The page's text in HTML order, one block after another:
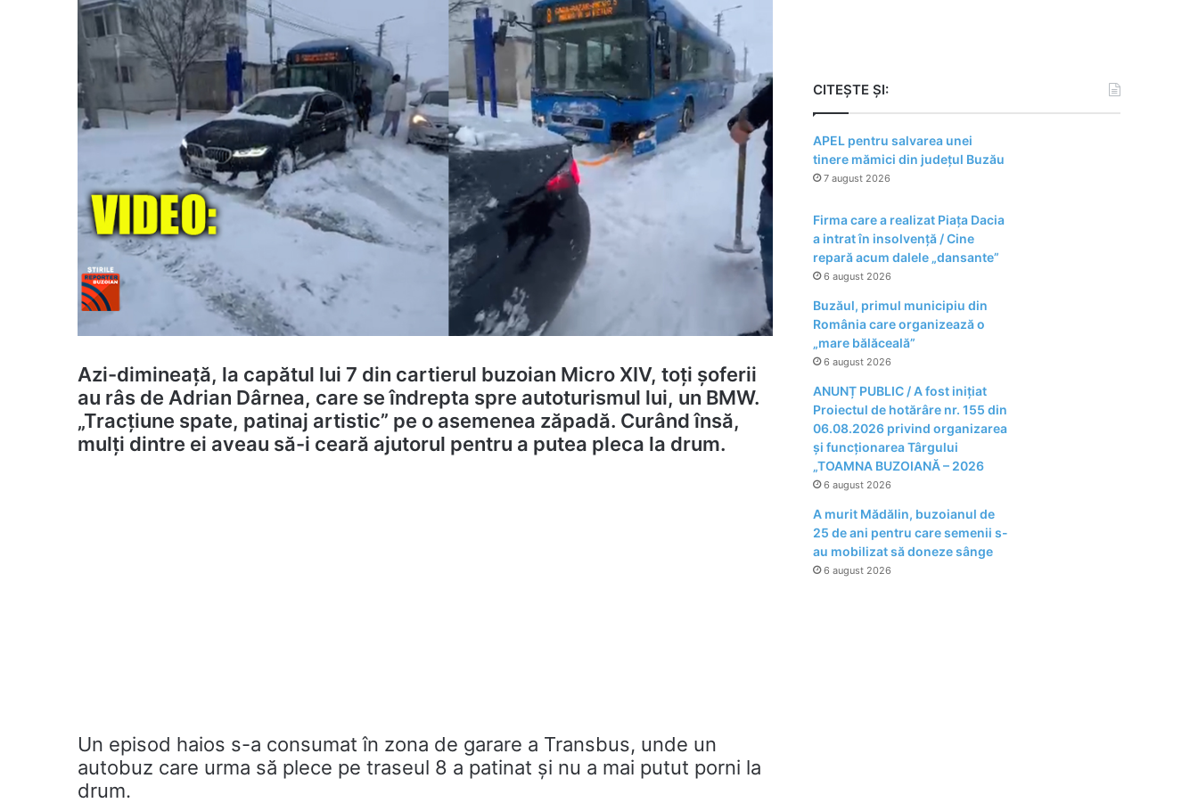
Azi-dimineață, la capătul lui 7 din cartierul buzoian Micro XIV, toți șoferii
au râs de Adrian Dârnea, care se îndrepta spre autoturismul lui, un BMW.
„Tracțiune spate, patinaj artistic” pe o asemenea zăpadă. Curând însă,
mulți dintre ei aveau să-i ceară ajutorul pentru a putea pleca la drum.
Un episod haios s-a consumat în zona de garare a Transbus, unde un
autobuz care urma să plece pe traseul 8 a patinat și nu a mai putut porni la
drum.
CITEȘTE ȘI:
APEL pentru salvarea unei
tinere mămici din județul Buzău
7 august 2026
Firma care a realizat Piața Dacia
a intrat în insolvență / Cine
repară acum dalele „dansante”
6 august 2026
Buzăul, primul municipiu din
România care organizează o
„mare bălăceală”
6 august 2026
ANUNȚ PUBLIC / A fost inițiat
Proiectul de hotărâre nr. 155 din
06.08.2026 privind organizarea
şi funcţionarea Târgului
„TOAMNA BUZOIANĂ – 2026
6 august 2026
A murit Mădălin, buzoianul de
25 de ani pentru care semenii s-
au mobilizat să doneze sânge
6 august 2026